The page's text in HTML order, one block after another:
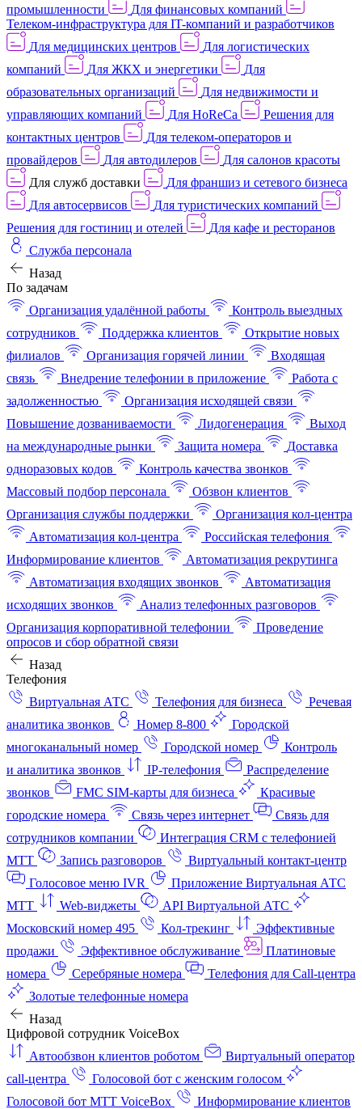
промышленности
Для финансовых компаний
Телеком-инфраструктура для IT-компаний и разработчиков
Для медицинских центров
Для логистических
компаний
Для ЖКХ и энергетики
Для
образовательных организаций
Для недвижимости и
управляющих компаний
Для HoReCa
Решения для
контактных центров
Для телеком-операторов и
провайдеров
Для автодилеров
Для салонов красоты
Для служб доставки
Для франшиз и сетевого бизнеса
Для автосервисов
Для туристических компаний
Решения для гостиниц и отелей
Для кафе и ресторанов
Служба персонала
Назад
По задачам
Организация удалённой работы
Контроль выездных
сотрудников
Поддержка клиентов
Открытие новых
филиалов
Организация горячей линии
Входящая
связь
Внедрение телефонии в приложение
Работа с
задолженностью
Организация исходящей связи
Повышение дозваниваемости
Лидогенерация
Выход
на международные рынки
Защита номера
Доставка
одноразовых кодов
Контроль качества звонков
Массовый подбор персонала
Обзвон клиентов
Организация службы поддержки
Организация кол-центра
Автоматизация кол-центра
Российская телефония
Информирование клиентов
Автоматизация рекрутинга
Автоматизация входящих звонков
Автоматизация
исходящих звонков
Анализ телефонных разговоров
Организация корпоративной телефонии
Проведение
опросов и сбор обратной связи
Назад
Телефония
Виртуальная АТС
Телефония для бизнеса
Речевая
аналитика звонков
Номер 8-800
Городской
многоканальный номер
Городской номер
Контроль
и аналитика звонков
IP-телефония
Распределение
звонков
FMC SIM-карты для бизнеса
Красивые
городские номера
Связь через интернет
Связь для
сотрудников компании
Интеграция CRM с телефонией
МТТ
Запись разговоров
Виртуальный контакт‑центр
Голосовое меню IVR
Приложение Виртуальная АТС
МТТ
Web-виджеты
API Виртуальной АТС
Московский номер 495
Кол-трекинг
Эффективные
продажи
Эффективное обслуживание
Платиновые
номера
Серебряные номера
Телефония для Call-центра
Золотые телефонные номера
Назад
Цифровой сотрудник VoiceBox
Автообзвон клиентов роботом
Виртуальный оператор
call-центра
Голосовой бот с женским голосом
Голосовой бот МТТ VoiceBox
Информирование клиентов